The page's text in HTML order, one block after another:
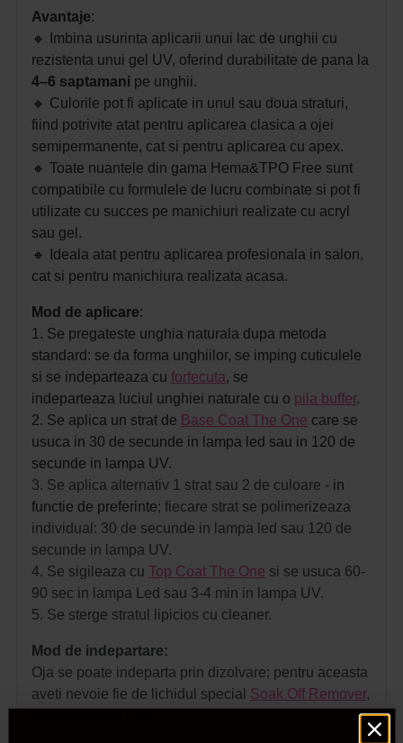
Avantaje:
🔸
Imbina usurinta aplicarii unui lac de unghii cu
rezistenta unui gel UV, oferind durabilitate de pana la
4–6 saptamani pe unghii.
🔸 Culorile pot fi aplicate in unul sau doua straturi,
fiind potrivite atat pentru aplicarea clasica a ojei
semipermanente, cat si pentru aplicarea cu apex.
🔸 Toate nuantele din gama Hema&TPO Free sunt
compatibile cu formulele de lucru combinate si pot fi
utilizate cu succes pe manichiuri realizate cu acryl
sau gel.
🔸 I deala atat pentru aplicarea profesionala in salon,
cat si pentru manichiura realizata acasa.
Mod de aplicare:
1. Se pregateste unghia naturala dupa metoda
standard: se da forma unghiilor, se imping cuticulele
si se indeparteaza cu forfecuta, se
indeparteaza luciul unghiei naturale cu o pila buffer.
2. Se aplica un strat de Base Coat The One care se
usuca in 30 de secunde in lampa led sau in 120 de
secunde in lampa UV.
3. Se aplica alternativ 1 strat sau 2 de culoare - in
functie de preferinte; fiecare strat se polimerizeaza
individual: 30 de secunde in lampa led sau 120 de
secunde in lampa UV.
4. Se sigileaza cu Top Coat The One si se usuca 60-
90 sec in lampa Led sau 3-4 min in lampa UV.
5. Se sterge stratul lipicios cu cleaner.
Mod de indepartare:
Oja se poate indeparta prin dizolvare; pentru aceasta
aveti nevoie fie de lichidul special Soak Off Remover,